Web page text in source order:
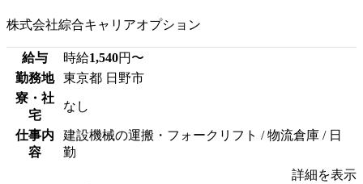
株式会社綜合キャリアオプション
給与 時給1,540円〜
勤務地
東京都 日野市
寮・社
宅
なし
仕事内
容
建設機械の運搬・フォークリフト / 物流倉庫 / 日
勤
詳細を表示